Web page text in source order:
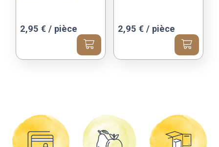
2,95 € / pièce 2,95 € / pièce